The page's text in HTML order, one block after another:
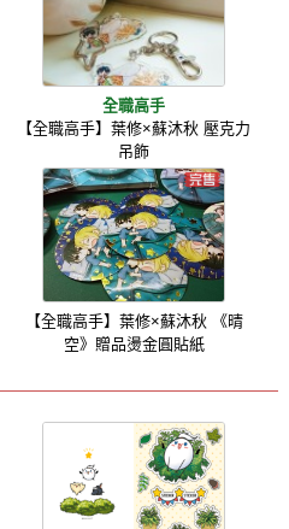
全職高手
【全職高手】葉修×蘇沐秋 壓克力
吊飾
【全職高手】葉修×蘇沐秋 《晴
空》贈品燙金圓貼紙